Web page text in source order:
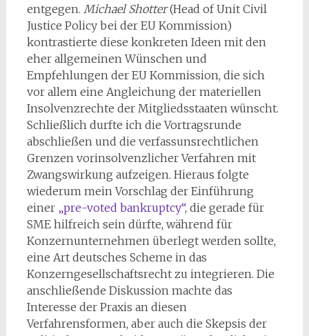
entgegen. Michael Shotter(Head of Unit Civil
Justice Policy bei der EU Kommission)
kontrastierte diese konkreten Ideen mit den
eher allgemeinen Wünschen und
Empfehlungen der EU Kommission, die sich
vor allem eine Angleichung der materiellen
Insolvenzrechte der Mitgliedsstaaten wünscht.
Schließlich durfte ich die Vortragsrunde
abschließen und die verfassunsrechtlichen
Grenzen vorinsolvenzlicher Verfahren mit
Zwangswirkung aufzeigen. Hieraus folgte
wiederum mein Vorschlag der Einführung
einer „pre-voted bankruptcy“, die gerade für
SME hilfreich sein dürfte, während für
Konzernunternehmen überlegt werden sollte,
eine Art deutsches Scheme in das
Konzerngesellschaftsrecht zu integrieren. Die
anschließende Diskussion machte das
Interesse der Praxis an diesen
Verfahrensformen, aber auch die Skepsis der